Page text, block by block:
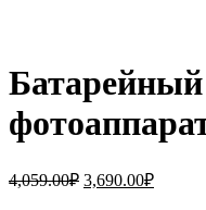
4,059.00₽ Первоначальная
3,690.00₽Текущая